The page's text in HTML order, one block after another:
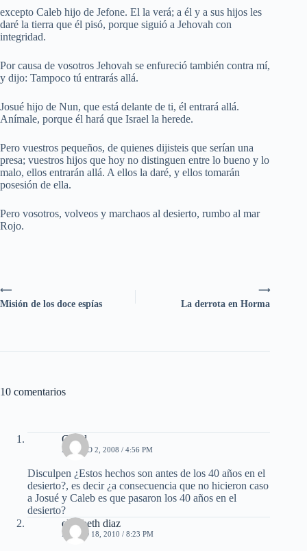
excepto Caleb hijo de Jefone. El la verá; a él y a sus hijos les
daré la tierra que él pisó, porque siguió a Jehovah con
integridad.
Por causa de vosotros Jehovah se enfureció también contra mí,
y dijo: Tampoco tú entrarás allá.
Josué hijo de Nun, que está delante de ti, él entrará allá.
Anímale, porque él hará que Israel la herede.
Pero vuestros pequeños, de quienes dijisteis que serían una
presa; vuestros hijos que hoy no distinguen entre lo bueno y lo
malo, ellos entrarán allá. A ellos la daré, y ellos tomarán
posesión de ella.
Pero vosotros, volveos y marchaos al desierto, rumbo al mar
Rojo.
⟶
La derrota en Horma
⟵
Misión de los doce espías
10 comentarios
Giord
AGOSTO 2, 2008 / 4:56 PM
Disculpen ¿Estos hechos son antes de los 40 años en el
desierto?, es decir ¿a consecuencia que no hicieron caso
a Josué y Caleb es que pasaron los 40 años en el
desierto?
elizabeth diaz
MARZO 18, 2010 / 8:23 PM